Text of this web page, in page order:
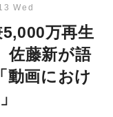
アルバム
Wed
万再生
佐藤新が語
動画におけ